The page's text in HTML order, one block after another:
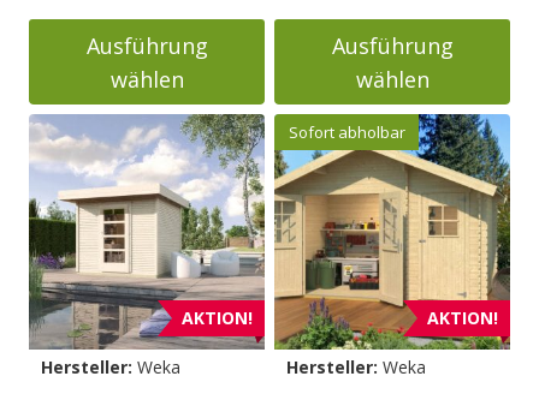
bis
Ausführung
wählen
Dieses
Produkt
weist
mehrere
Varianten
auf.
Die
Optionen
können
bis
Ausführung
wählen
Dieses
Produkt
weist
mehrere
Varianten
Optionen
können
AKTION!
Hersteller: Weka
AKTION!
Sofort abholbar
Hersteller: Weka